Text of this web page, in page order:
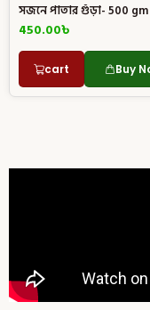
সজনে পাতার গুঁড়া- 500 gm
450.00৳
cart Buy